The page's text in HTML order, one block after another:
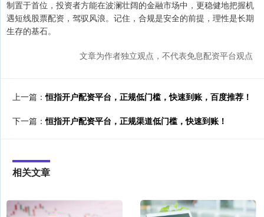
制置于首位，投资者方能在波澜壮阔的金融市场中，更稳健地把握机
遇短线股票配资，驾驭风浪。记住，合规是安全的前提，理性是长期
生存的基石。
文章为作者独立观点，不代表免息配资平台观点
上一篇：恒指开户配资平台，正规低门槛，快速到账，百度推荐！
下一篇：恒指开户配资平台，正规渠道低门槛，快速到账！
相关文章